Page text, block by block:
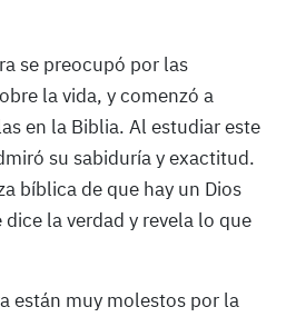
se preocupó por las
la vida, y comenzó a
en la Biblia. Al estudiar este
su sabiduría y exactitud.
bíblica de que hay un Dios
la verdad y revela lo que
están muy molestos por la